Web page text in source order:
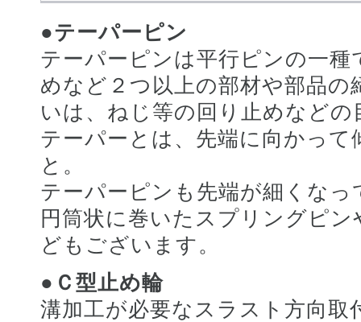
●テーパーピン
テーパーピンは平行ピンの一
めなど２つ以上の部材や部品
いは、ねじ等の回り止めなど
テーパーとは、先端に向かっ
と。
テーパーピンも先端が細くな
円筒状に巻いたスプリングピ
どもございます。
●Ｃ型止め輪
溝加工が必要なスラスト方向